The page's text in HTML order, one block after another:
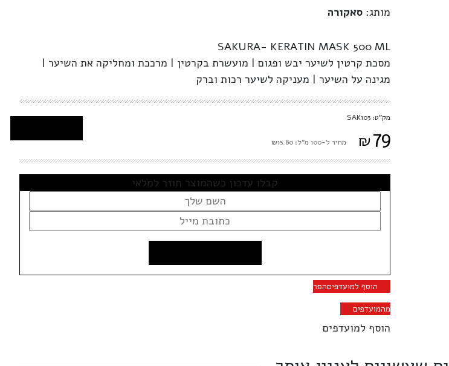
מותג: סאקורה
SAKURA- KERATIN MASK 500 ML
מסכת קרטין לשיער יבש ופגום | מועשרת בקרטין | מרככת ומחליקה את השיער |
מגינה על השיער | מעניקה לשיער רכות וברק
מק"ט: SAK103
₪79 מחיר ל-100 מ"ל: ₪15.80
קבלו עדכון כשהמוצר חוזר למלאי
הוסף למועדפיםהסר
מהמועדפים
הוסף למועדפים